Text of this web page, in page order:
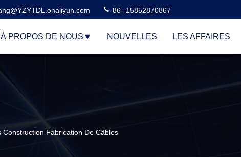
86--15852870867
À PROPOS DE NOUS NOUVELLES LES AFFAIRES
Construction Fabrication De Câbles